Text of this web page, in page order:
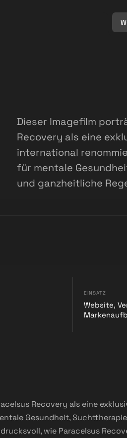
Dieser Imagefilm
Recovery als eine
international
für mentale
und ganzheitliche
EINSATZ
Website,
Recovery als eine
Gesundheit,
wie Paracelsus